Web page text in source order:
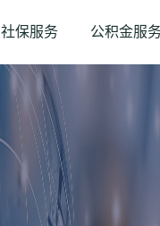
社保服务 公积金服